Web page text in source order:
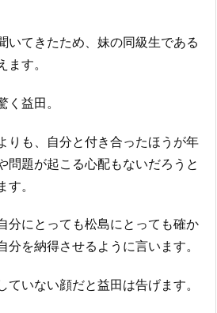
いてきたため、妹の同級生である
す。
益田。
りも、自分と付き合ったほうが年
問題が起こる心配もないだろうと
。
分にとっても松島にとっても確か
分を納得させるように言います。
ていない顔だと益田は告げます。